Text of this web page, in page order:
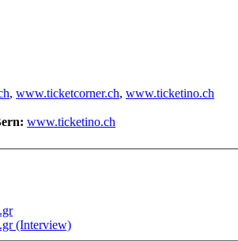
, www.ticketcorner.ch, www.ticketino.ch
www.ticketino.ch
(Interview)